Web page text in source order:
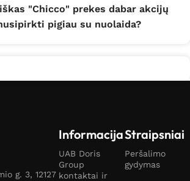
"Chicco" prekes dabar akcijų
pigiau su nuolaida?
g. 3, 12127
Informacija
UAB Doris
Group
kontaktai ir
Straipsniai
Peršalimo
gydymas